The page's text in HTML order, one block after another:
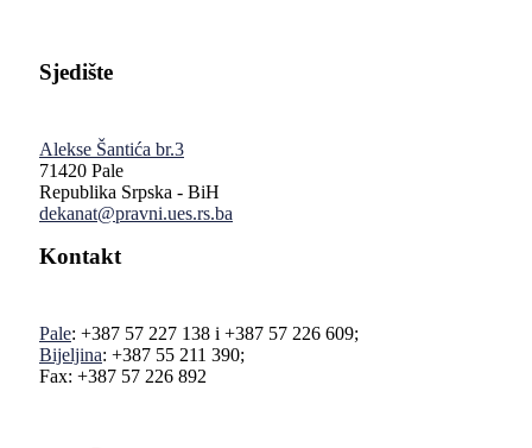
Sjedište
Alekse Šantića br.3
71420 Pale
Republika Srpska - BiH
dekanat@pravni.ues.rs.ba
Kontakt
Pale: +387 57 227 138 i +387 57 226 609;
Bijeljina: +387 55 211 390;
Fax: +387 57 226 892